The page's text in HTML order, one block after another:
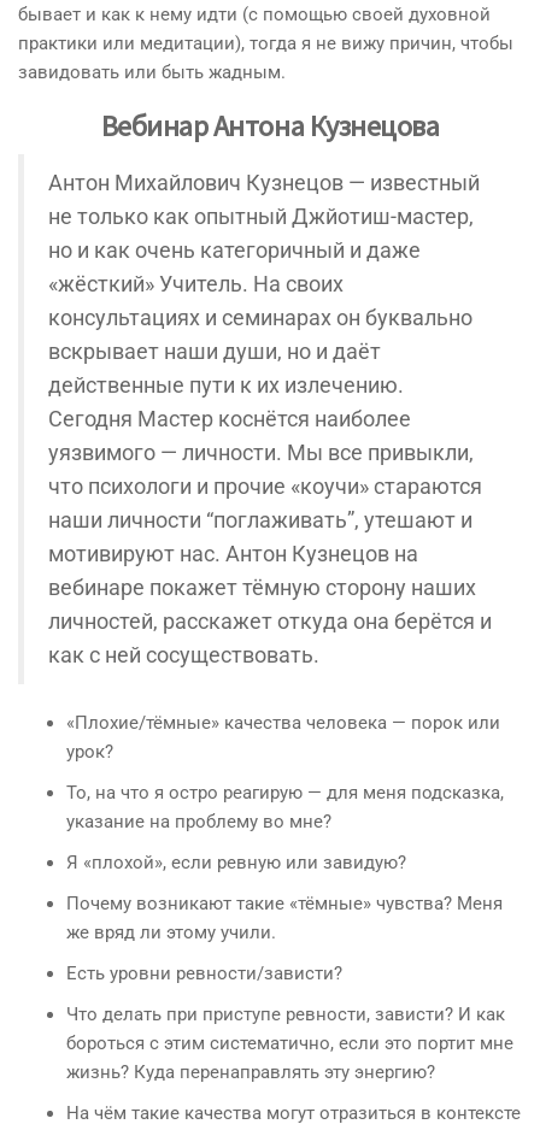
бывает и как к нему идти (с помощью своей духовной
практики или медитации), тогда я не вижу причин, чтобы
завидовать или быть жадным.
Вебинар Антона Кузнецова
Антон Михайлович Кузнецов — известный
не только как опытный Джйотиш-мастер,
но и как очень категоричный и даже
«жёсткий» Учитель. На своих
консультациях и семинарах он буквально
вскрывает наши души, но и даёт
действенные пути к их излечению.
Сегодня Мастер коснётся наиболее
уязвимого — личности. Мы все привыкли,
что психологи и прочие «коучи» стараются
наши личности “поглаживать”, утешают и
мотивируют нас. Антон Кузнецов на
вебинаре покажет тёмную сторону наших
личностей, расскажет откуда она берётся и
как с ней сосуществовать.
«Плохие/тёмные» качества человека — порок или
урок?
То, на что я остро реагирую — для меня подсказка,
указание на проблему во мне?
Я «плохой», если ревную или завидую?
Почему возникают такие «тёмные» чувства? Меня
же вряд ли этому учили.
Есть уровни ревности/зависти?
Что делать при приступе ревности, зависти? И как
бороться с этим систематично, если это портит мне
жизнь? Куда перенаправлять эту энергию?
На чём такие качества могут отразиться в контексте